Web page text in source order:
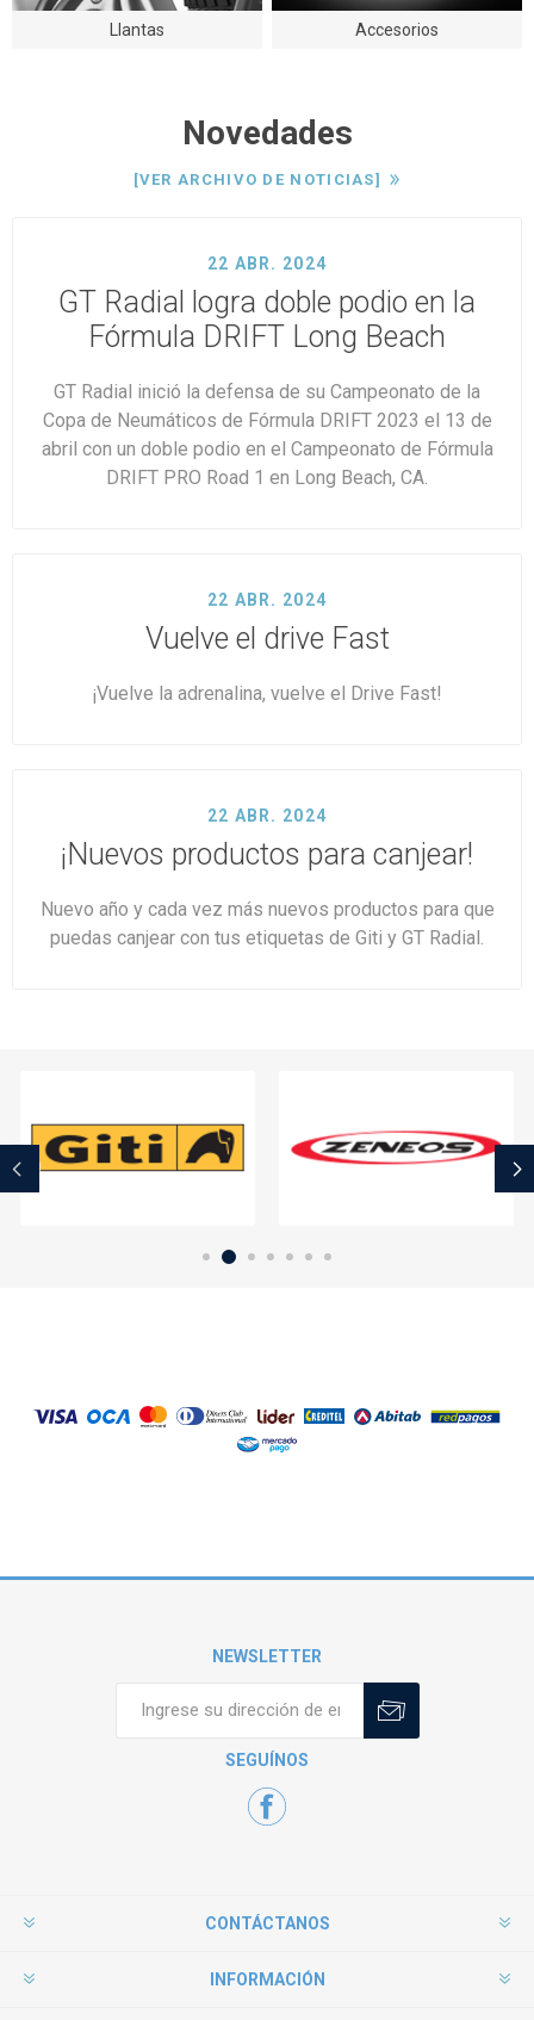
Llantas Accesorios
Novedades
[VER ARCHIVO DE NOTICIAS]
22 ABR. 2024
GT Radial logra doble podio en la
Fórmula DRIFT Long Beach
GT Radial inició la defensa de su Campeonato de la
Copa de Neumáticos de Fórmula DRIFT 2023 el 13 de
abril con un doble podio en el Campeonato de Fórmula
DRIFT PRO Road 1 en Long Beach, CA.
22 ABR. 2024
Vuelve el drive Fast
¡Vuelve la adrenalina, vuelve el Drive Fast!
22 ABR. 2024
¡Nuevos productos para canjear!
Nuevo año y cada vez más nuevos productos para que
puedas canjear con tus etiquetas de Giti y GT Radial.
NEWSLETTER
SEGUÍNOS
CONTÁCTANOS
INFORMACIÓN